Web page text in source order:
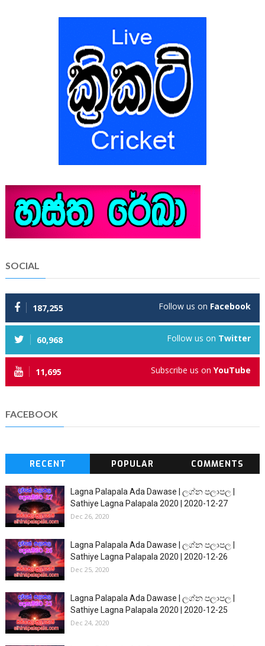
SOCIAL
187,255 Follow us on Facebook
60,968 Follow us on Twitter
11,695 Subscribe us onYouTube
FACEBOOK
RECENT POPULAR COMMENTS
Lagna Palapala Ada Dawase | ලග්න පලාපල |
Sathiye Lagna Palapala 2020 | 2020-12-27
Dec 26, 2020
Lagna Palapala Ada Dawase | ලග්න පලාපල |
Sathiye Lagna Palapala 2020 | 2020-12-26
Dec 25, 2020
Lagna Palapala Ada Dawase | ලග්න පලාපල |
Sathiye Lagna Palapala 2020 | 2020-12-25
Dec 24, 2020